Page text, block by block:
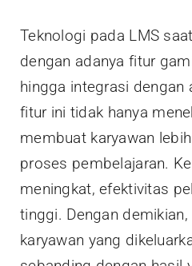
Teknologi pada LMS
dengan adanya fitur
hingga integrasi dengan
fitur ini tidak hanya
membuat karyawan
proses pembelajaran.
meningkat, efektivitas
tinggi. Dengan
karyawan yang